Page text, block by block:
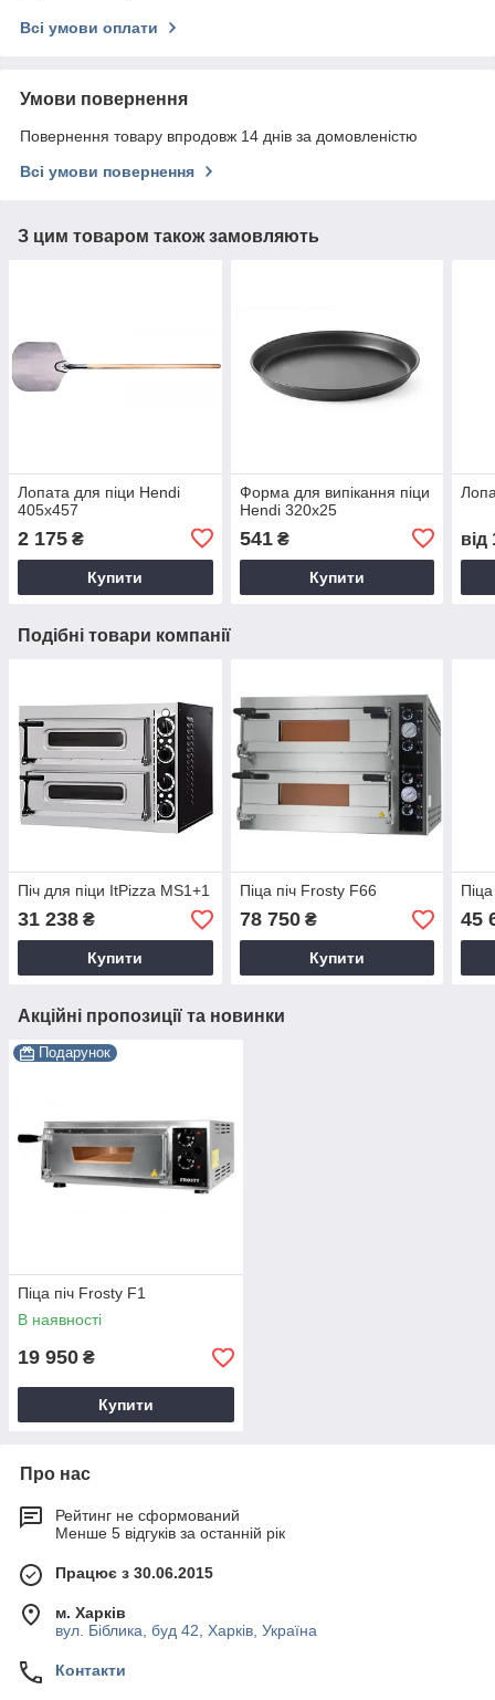
Всі умови оплати
Умови повернення
Повернення товару впродовж 14 днів за домовленістю
Всі умови повернення
З цим товаром також замовляють
Лопата для піци Hendi
405x457
2 175 ₴
Купити
Форма для випікання піци
Hendi 320x25
541₴
Купити
від
Подібні товари компанії
Піч для піци ItPizza MS1+1
31 238 ₴
Купити
Піца піч Frosty F66
78 750₴
Купити
45
Акційні пропозиції та новинки
Подарунок
Піца піч Frosty F1
В наявності
19 950 ₴
Купити
Про нас
Рейтинг не сформований
Менше 5 відгуків за останній рік
Працює з 30.06.2015
м. Харків
вул. Біблика, буд 42, Харків, Україна
Контакти